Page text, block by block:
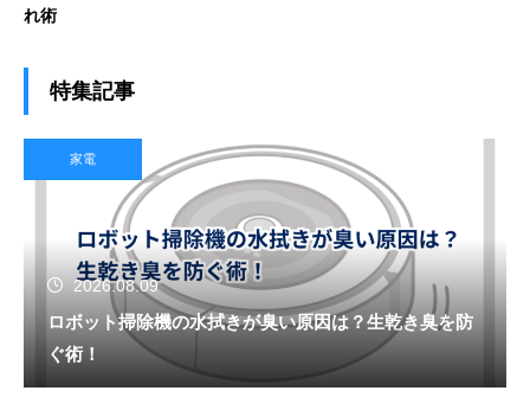
れ術
特集記事
家電
2026.08.09
ロボット掃除機の水拭きが臭い原因は？生乾き臭を防
ぐ術！